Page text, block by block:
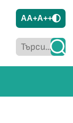
AA+A++